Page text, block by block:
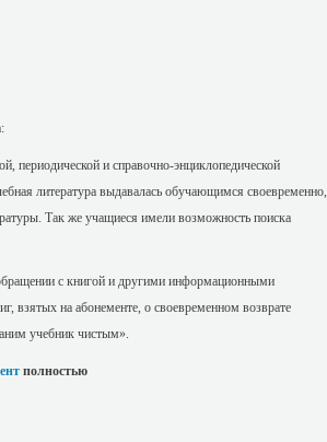
к книге.
периодической и справочно-энциклопедической
литература выдавалась обучающимся своевременно,
Так же учащиеся имели возможность поиска
с книгой и другими информационными
взятых на абонементе, о своевременном возврате
учебник чистым».
полностью